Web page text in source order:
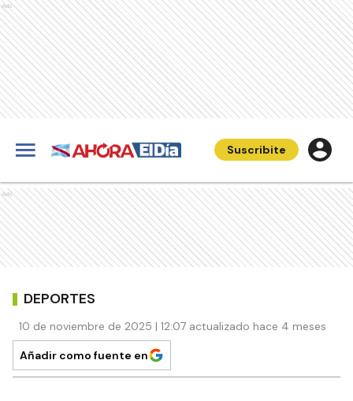
Ads
Suscribite
Ads
DEPORTES
10 de noviembre de 2025 | 12:07 actualizado hace 4 meses
Añadir como fuente en